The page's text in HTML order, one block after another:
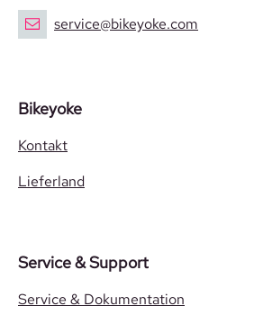
service@bikeyoke.com
Bikeyoke
Kontakt
Lieferland
Service & Support
Service & Dokumentation